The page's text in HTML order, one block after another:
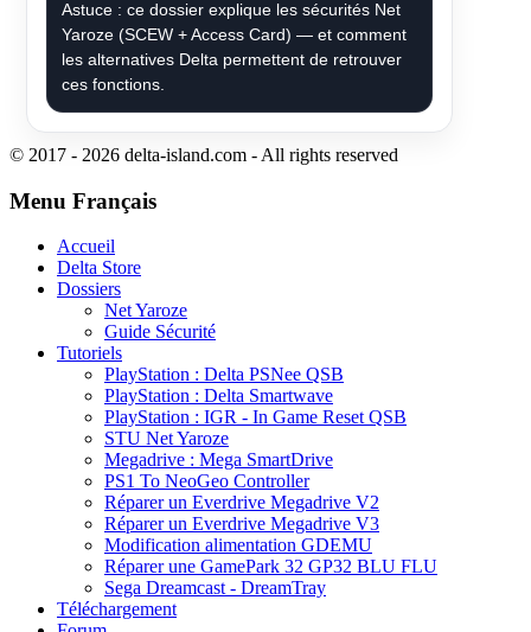
Astuce : ce dossier explique les sécurités Net
Yaroze (SCEW + Access Card) — et comment
les alternatives Delta permettent de retrouver
ces fonctions.
© 2017 - 2026 delta-island.com - All rights reserved
Menu Français
Accueil
Delta Store
Dossiers
Net Yaroze
Guide Sécurité
Tutoriels
PlayStation : Delta PSNee QSB
PlayStation : Delta Smartwave
PlayStation : IGR - In Game Reset QSB
STU Net Yaroze
Megadrive : Mega SmartDrive
PS1 To NeoGeo Controller
Réparer un Everdrive Megadrive V2
Réparer un Everdrive Megadrive V3
Modification alimentation GDEMU
Réparer une GamePark 32 GP32 BLU FLU
Sega Dreamcast - DreamTray
Téléchargement